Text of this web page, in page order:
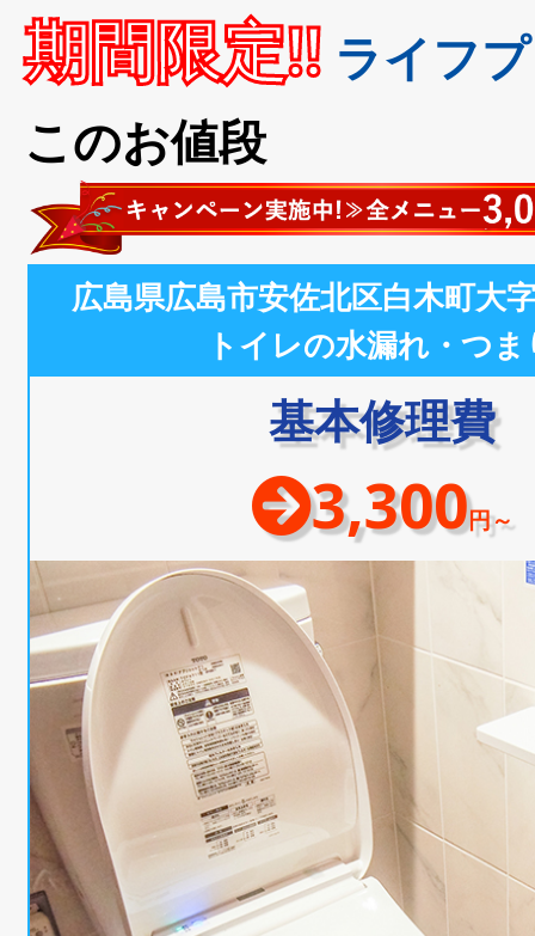
期間限定!! ライフ
このお値段
広島県広島市安佐北区白木町大
トイレの水漏れ・つま
基本修理費
3,300円～